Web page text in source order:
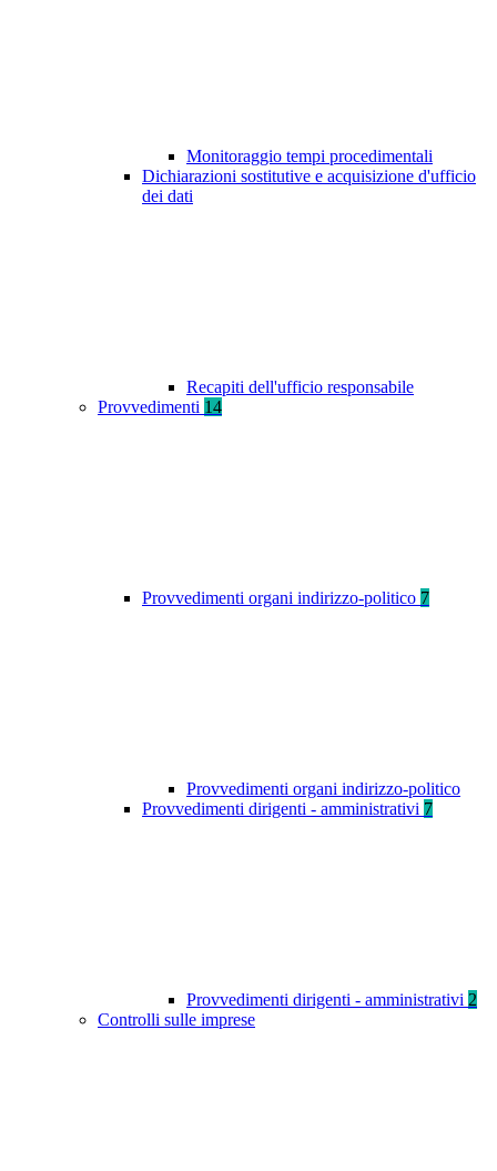
Monitoraggio tempi procedimentali
Dichiarazioni sostitutive e acquisizione d'ufficio
dei dati
Recapiti dell'ufficio responsabile
Provvedimenti 14
Provvedimenti organi indirizzo-politico 7
Provvedimenti organi indirizzo-politico
Provvedimenti dirigenti - amministrativi 7
Provvedimenti dirigenti - amministrativi 2
Controlli sulle imprese